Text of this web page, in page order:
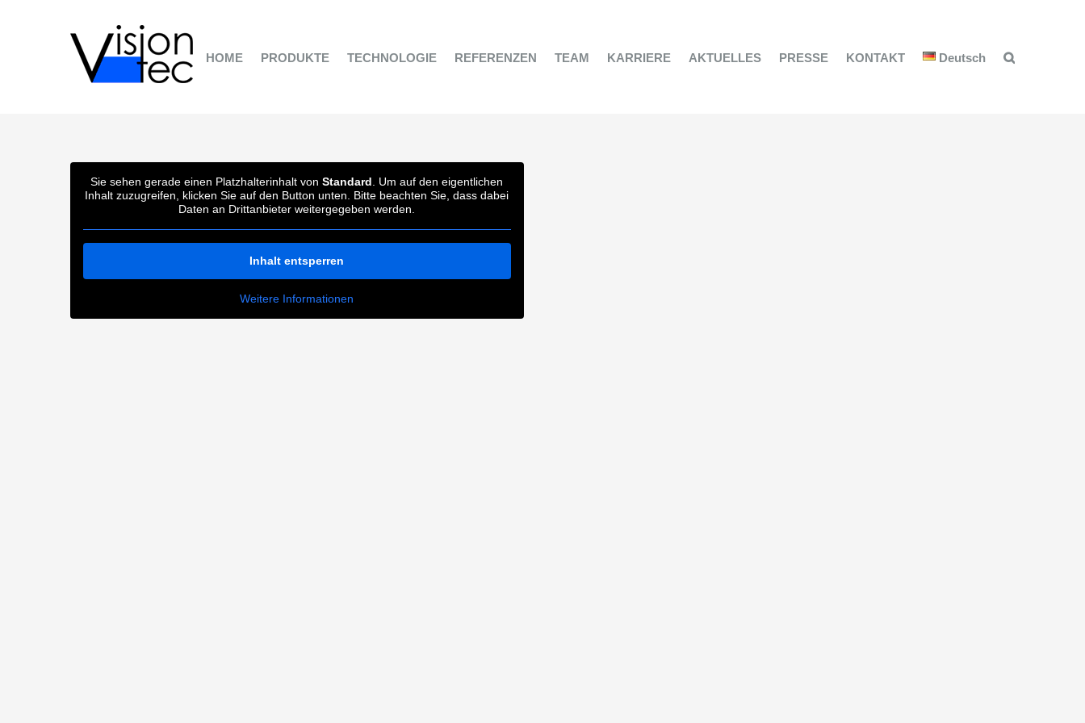
HOME PRODUKTE TECHNOLOGIE REFERENZEN TEAM KARRIERE AKTUELLES PRESSE KONTAKT Deutsch
Sie sehen gerade einen Platzhalterinhalt vonStandard . Um auf den eigentlichen
Inhalt zuzugreifen, klicken Sie auf den Button unten. Bitte beachten Sie, dass dabei
Daten an Drittanbieter weitergegeben werden.
Inhalt entsperren
Weitere Informationen